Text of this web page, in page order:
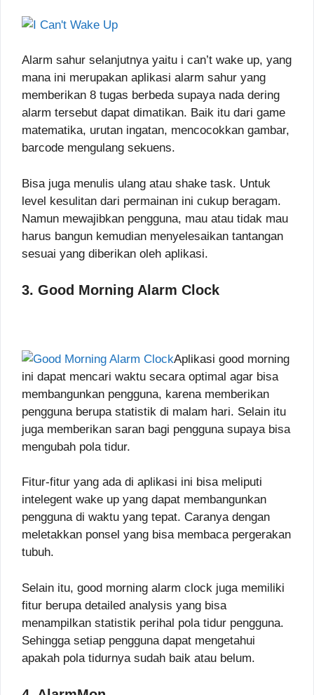
Alarm sahur selanjutnya yaitu i can’t wake up, yang
mana ini merupakan aplikasi alarm sahur yang
memberikan 8 tugas berbeda supaya nada dering
alarm tersebut dapat dimatikan. Baik itu dari game
matematika, urutan ingatan, mencocokkan gambar,
barcode mengulang sekuens.
Bisa juga menulis ulang atau shake task. Untuk
level kesulitan dari permainan ini cukup beragam.
Namun mewajibkan pengguna, mau atau tidak mau
harus bangun kemudian menyelesaikan tantangan
sesuai yang diberikan oleh aplikasi.
3. Good Morning Alarm Clock
Aplikasi good morning
ini dapat mencari waktu secara optimal agar bisa
membangunkan pengguna, karena memberikan
pengguna berupa statistik di malam hari. Selain itu
juga memberikan saran bagi pengguna supaya bisa
mengubah pola tidur.
Fitur-fitur yang ada di aplikasi ini bisa meliputi
intelegent wake up yang dapat membangunkan
pengguna di waktu yang tepat. Caranya dengan
meletakkan ponsel yang bisa membaca pergerakan
tubuh.
Selain itu, good morning alarm clock juga memiliki
fitur berupa detailed analysis yang bisa
menampilkan statistik perihal pola tidur pengguna.
Sehingga setiap pengguna dapat mengetahui
apakah pola tidurnya sudah baik atau belum.